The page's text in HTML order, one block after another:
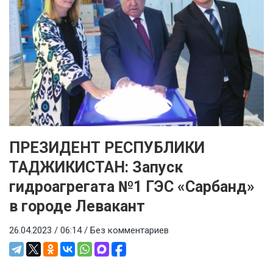
ПРЕЗИДЕНТ РЕСПУБЛИКИ
ТАДЖИКИСТАН: Запуск
гидроагрегата №1 ГЭС «Сарбанд»
в городе Левакант
26.04.2023 / 06:14 / Без комментариев